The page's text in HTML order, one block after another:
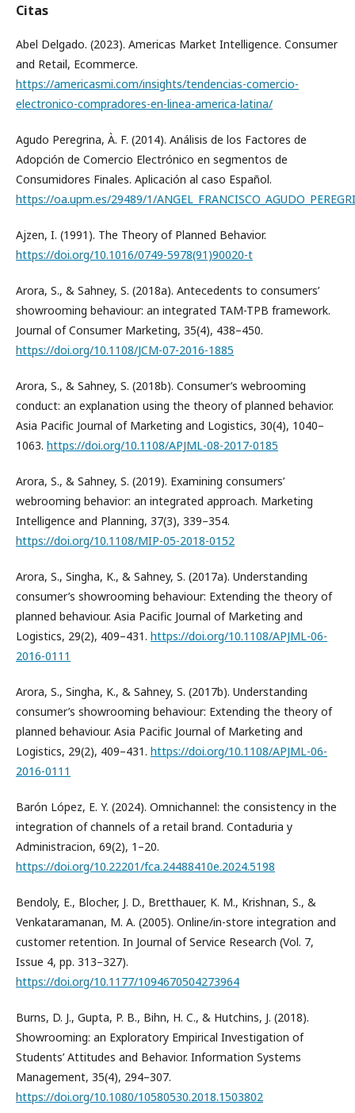
Citas
Abel Delgado. (2023). Americas Market Intelligence. Consumer
and Retail, Ecommerce.
https://americasmi.com/insights/tendencias-comercio-
electronico-compradores-en-linea-america-latina/
Agudo Peregrina, À. F. (2014). Análisis de los Factores de
Adopción de Comercio Electrónico en segmentos de
Consumidores Finales. Aplicación al caso Español.
https://oa.upm.es/29489/1/
Ajzen, I. (1991). The Theory of Planned Behavior.
https://doi.org/10.1016/0749-5978(91)90020-t
Arora, S., & Sahney, S. (2018a). Antecedents to consumers’
showrooming behaviour: an integrated TAM-TPB framework.
Journal of Consumer Marketing, 35(4), 438–450.
https://doi.org/10.1108/JCM-07-2016-1885
Arora, S., & Sahney, S. (2018b). Consumer’s webrooming
conduct: an explanation using the theory of planned behavior.
Asia Pacific Journal of Marketing and Logistics, 30(4), 1040–
1063. https://doi.org/10.1108/APJML-08-2017-0185
Arora, S., & Sahney, S. (2019). Examining consumers’
webrooming behavior: an integrated approach. Marketing
Intelligence and Planning, 37(3), 339–354.
https://doi.org/10.1108/MIP-05-2018-0152
Arora, S., Singha, K., & Sahney, S. (2017a). Understanding
consumer’s showrooming behaviour: Extending the theory of
planned behaviour. Asia Pacific Journal of Marketing and
Logistics, 29(2), 409–431. https://doi.org/10.1108/APJML-06-
2016-0111
Arora, S., Singha, K., & Sahney, S. (2017b). Understanding
consumer’s showrooming behaviour: Extending the theory of
planned behaviour. Asia Pacific Journal of Marketing and
Logistics, 29(2), 409–431. https://doi.org/10.1108/APJML-06-
2016-0111
Barón López, E. Y. (2024). Omnichannel: the consistency in the
integration of channels of a retail brand. Contaduria y
Administracion, 69(2), 1–20.
https://doi.org/10.22201/fca.24488410e.2024.5198
Bendoly, E., Blocher, J. D., Bretthauer, K. M., Krishnan, S., &
Venkataramanan, M. A. (2005). Online/in-store integration and
customer retention. In Journal of Service Research (Vol. 7,
Issue 4, pp. 313–327).
https://doi.org/10.1177/1094670504273964
Burns, D. J., Gupta, P. B., Bihn, H. C., & Hutchins, J. (2018).
Showrooming: an Exploratory Empirical Investigation of
Students’ Attitudes and Behavior. Information Systems
Management, 35(4), 294–307.
https://doi.org/10.1080/10580530.2018.1503802